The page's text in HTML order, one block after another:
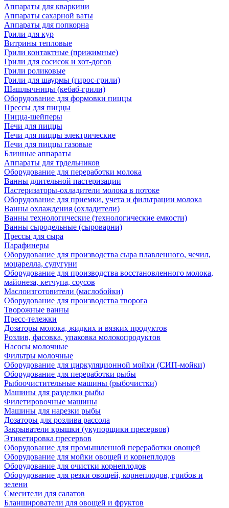
Аппараты для кваркини
Аппараты сахарной ваты
Аппараты для попкорна
Грили для кур
Витрины тепловые
Грили контактные (прижимные)
Грили для сосисок и хот-догов
Грили роликовые
Грили для шаурмы (гирос-грили)
Шашлычницы (кебаб-грили)
Оборудование для формовки пиццы
Прессы для пиццы
Пицца-шейперы
Печи для пиццы
Печи для пиццы электрические
Печи для пиццы газовые
Блинные аппараты
Аппараты для трдельников
Оборудование для переработки молока
Ванны длительной пастеризации
Пастеризаторы-охладители молока в потоке
Оборудование для приемки, учета и фильтрации молока
Ванны охлаждения (охладители)
Ванны технологические (технологические емкости)
Ванны сыродельные (сыроварни)
Прессы для сыра
Парафинеры
Оборудование для производства сыра плавленного, чечил,
моцарелла, сулугуни
Оборудование для производства восстановленного молока,
майонеза, кетчупа, соусов
Маслоизготовители (маслобойки)
Оборудование для производства творога
Творожные ванны
Пресс-тележки
Дозаторы молока, жидких и вязких продуктов
Розлив, фасовка, упаковка молокопродуктов
Насосы молочные
Фильтры молочные
Оборудование для циркуляционной мойки (СИП-мойки)
Оборудование для переработки рыбы
Рыбоочистительные машины (рыбочистки)
Машины для разделки рыбы
Филетировочные машины
Машины для нарезки рыбы
Дозаторы для розлива рассола
Закрыватели крышки (укупорщики пресервов)
Этикетировка пресервов
Оборудование для промышленной переработки овощей
Оборудование для мойки овощей и корнеплодов
Оборудование для очистки корнеплодов
Оборудование для резки овощей, корнеплодов, грибов и
зелени
Смесители для салатов
Бланширователи для овощей и фруктов